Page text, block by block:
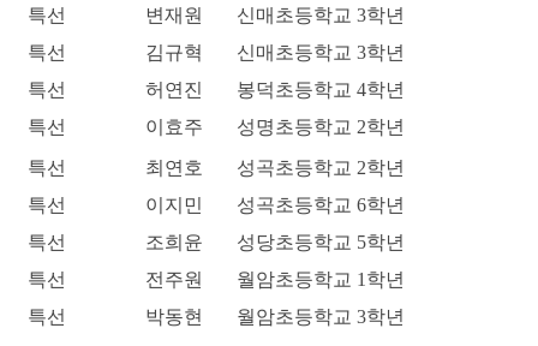
특선
변재원
신매초등학교 3학년
특선
김규혁
신매초등학교 3학년
특선
허연진
봉덕초등학교 4학년
특선
이효주
성명초등학교 2학년
특선
최연호
성곡초등학교 2학년
특선
이지민
성곡초등학교 6학년
특선
조희윤
성당초등학교 5학년
특선
전주원
월암초등학교 1학년
특선
박동현
월암초등학교 3학년